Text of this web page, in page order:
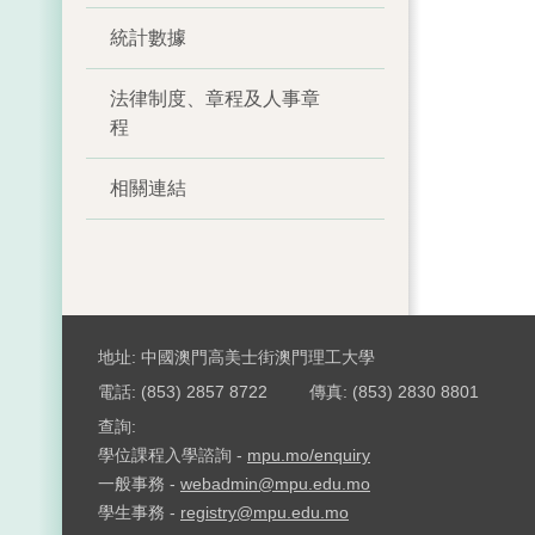
統計數據
法律制度、章程及人事章
程
相關連結
地址: 中國澳門高美士街澳門理工大學
電話: (853) 2857 8722
傳真: (853) 2830 8801
查詢:
學位課程入學諮詢 - mpu.mo/enquiry
一般事務 - webadmin@mpu.edu.mo
學生事務 - registry@mpu.edu.mo